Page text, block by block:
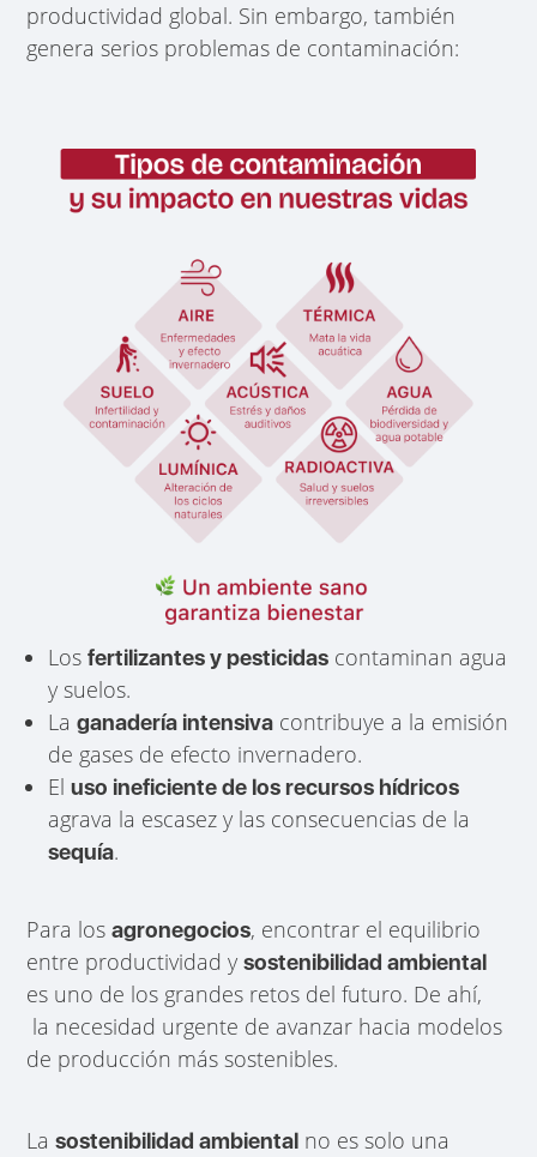
productividad global. Sin embargo, también
genera serios problemas de contaminación:
Losfertilizantes y pesticidas contaminan agua
y suelos.
Laganadería intensiva contribuye a la emisión
de gases de efecto invernadero.
Eluso ineficiente de los recursos hídricos
agrava la escasez y las consecuencias de la
sequía.
Para losagronegocios, encontrar el equilibrio
entre productividad ysostenibilidad ambiental
es uno de los grandes retos del futuro. De ahí,
la necesidad urgente de avanzar hacia modelos
de producción más sostenibles.
Lasostenibilidad ambiental no es solo una